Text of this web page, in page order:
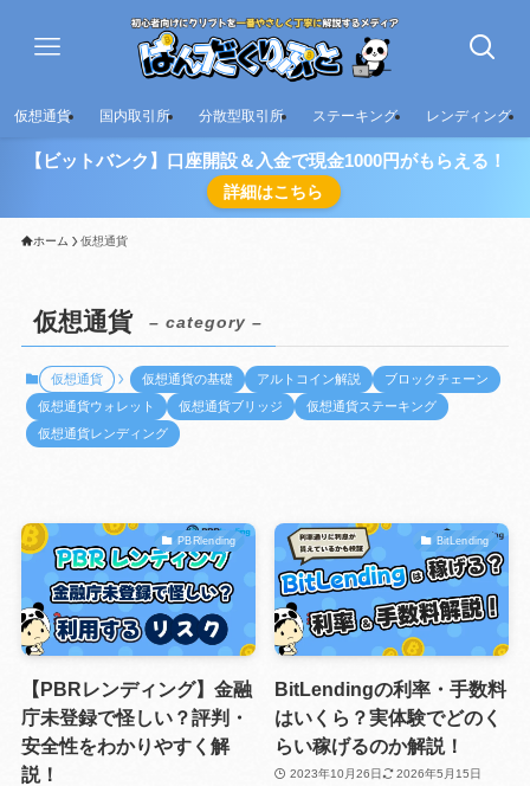
仮想通貨 国内取引所 分散型取引所 ステーキング レンディング
【ビットバンク】口座開設＆入金で現金1000円がもらえる！
詳細はこちら
ホーム 仮想通貨
仮想通貨 – category –
仮想通貨 仮想通貨の基礎 アルトコイン解説
ブロックチェーン
仮想通貨ウォレット
仮想通貨ブリッジ
仮想通貨ステーキング
仮想通貨レンディング
PBRlending
【PBRレンディング】金融
庁未登録で怪しい？評判・
安全性をわかりやすく解
説！
BitLending
BitLendingの利率・手数料
はいくら？実体験でどのく
らい稼げるのか解説！
2023年10月26日 2026年5月15日